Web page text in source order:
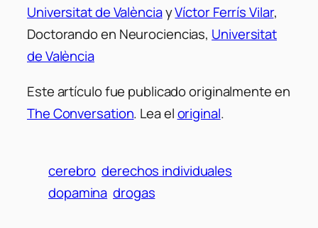
Universitat de ValènciayVíctor Ferrís Vilar,
Doctorando en Neurociencias, Universitat
de València
Este artículo fue publicado originalmente en
The Conversation. Lea eloriginal.
cerebro derechos individuales
dopamina drogas